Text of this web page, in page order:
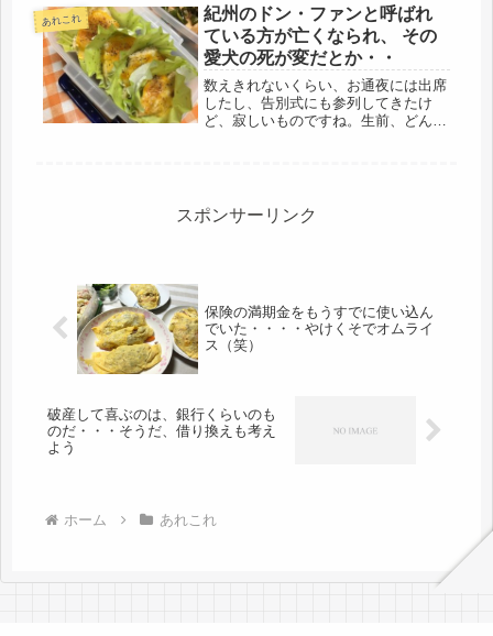
には実家に到着する。選択肢なんてな
い。帰ろう、上司に言う前に、最後の
もう...
あれこれ
紀州のドン・ファンと呼ばれ
ている方が亡くなられ、 その
愛犬の死が変だとか・・
数えきれないくらい、お通夜には出席
したし、告別式にも参列してきたけ
ど、寂しいものですね。生前、どんな
チャ怖い...
スポンサーリンク
保険の満期金をもうすでに使い込ん
でいた・・・・やけくそでオムライ
ス（笑）
破産して喜ぶのは、銀行くらいのも
のだ・・・そうだ、借り換えも考え
よう
ホーム あれこれ